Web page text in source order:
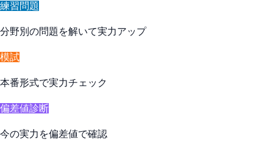
練習問題
分野別の問題を解いて実力アップ
模試
本番形式で実力チェック
偏差値診断
今の実力を偏差値で確認